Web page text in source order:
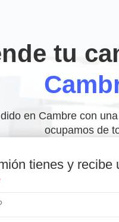
tu
en Cambre con
ocupamos de
tienes y recibe